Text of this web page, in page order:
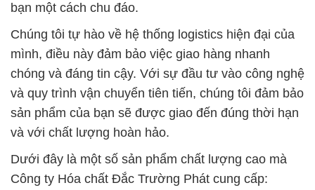
bạn một cách chu đáo.
Chúng tôi tự hào về hệ thống logistics hiện đại của
mình, điều này đảm bảo việc giao hàng nhanh
chóng và đáng tin cậy. Với sự đầu tư vào công nghệ
và quy trình vận chuyển tiên tiến, chúng tôi đảm bảo
sản phẩm của bạn sẽ được giao đến đúng thời hạn
và với chất lượng hoàn hảo.
Dưới đây là một số sản phẩm chất lượng cao mà
Công ty Hóa chất Đắc Trường Phát cung cấp: